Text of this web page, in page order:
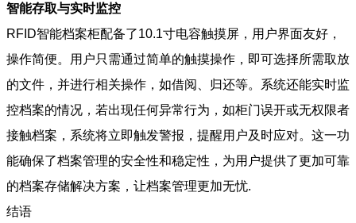
智能存取与实时监控
RFID智能档案柜配备了10.1寸电容触摸屏，用户界面友好，
操作简便。用户只需通过简单的触摸操作，即可选择所需取放
的文件，并进行相关操作，如借阅、归还等。系统还能实时监
控档案的情况，若出现任何异常行为，如柜门误开或无权限者
接触档案，系统将立即触发警报，提醒用户及时应对。这一功
能确保了档案管理的安全性和稳定性，为用户提供了更加可靠
的档案存储解决方案，让档案管理更加无忧.
结语